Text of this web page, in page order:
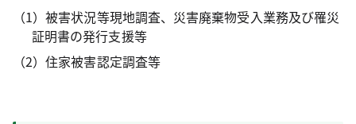
（1）被害状況等現地調査、災害廃棄物受入業務及び罹災
証明書の発行支援等
（2）住家被害認定調査等